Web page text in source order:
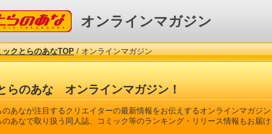
ックとらのあな オンラインマガジン
ックとらのあなTOP/ オンラインマガジン
らのあな オンラインマガジン！
のあなが注目するクリエイターの最新情報をお伝えするオンラインマガジン
のあなで取り扱う同人誌、コミック等のランキング・リリース情報もお届け